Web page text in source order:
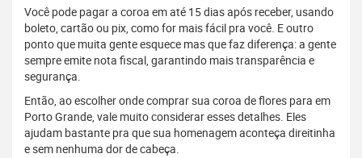
Você pode pagar a coroa em até 15 dias após receber, usando
boleto, cartão ou pix, como for mais fácil pra você. E outro
ponto que muita gente esquece mas que faz diferença: a gente
sempre emite nota fiscal, garantindo mais transparência e
segurança.
Então, ao escolher onde comprar sua coroa de flores para em
Porto Grande, vale muito considerar esses detalhes. Eles
ajudam bastante pra que sua homenagem aconteça direitinha
e sem nenhuma dor de cabeça.